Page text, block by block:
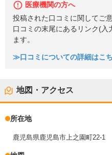
医療機関の方へ
投稿された口コミに関してご
口コミの末尾にあるリンク(
ます。
≫口コミについての詳細はこ
地図・アクセス
所在地
鹿児島県鹿児島市上之園町22-1